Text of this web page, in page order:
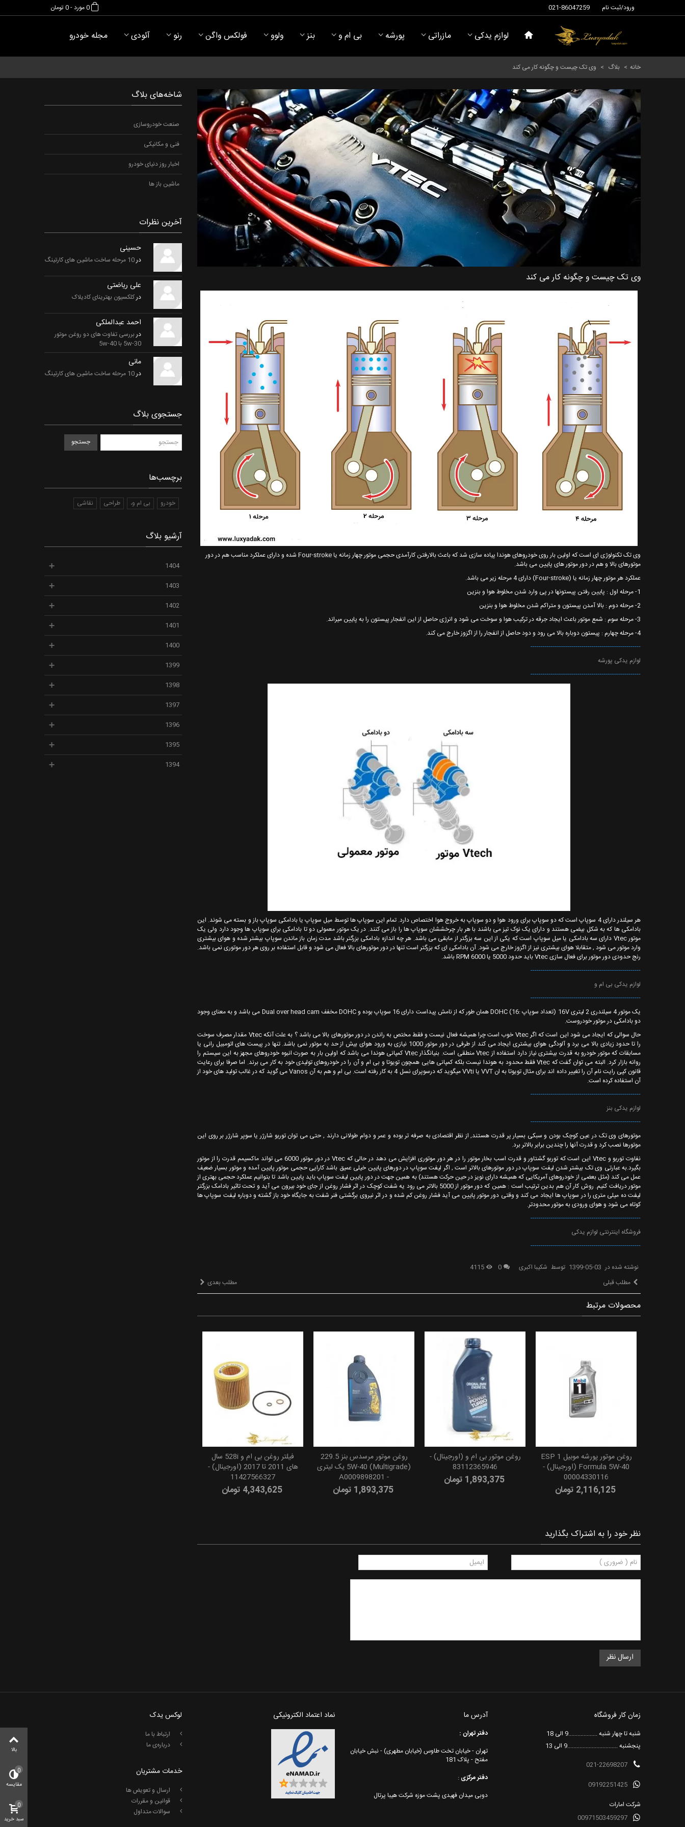
021-86047259 ورود/ثبت نام 0مورد-0 تومان
لوازم یدکی مازراتی پورشه بی ام و بنز ولوو فولکس واگن رنو آئودی مجله خودرو
خانه > بلاگ > وی تک چیست و چگونه کار می کند
وی تک چیست و چگونه کار می کند
وی تک تکنولوژی ای است که اولین بار روی خودروهای هوندا پیاده سازی شد که باعث بالارفتن کارآمدی حجمی موتور چهار زمانه یا Four-stroke شده و دارای عملکرد مناسب هم در دور
موتورهای بالا و هم در دور موتور های پایین می باشد.
عملکرد هر موتور چهار زمانه یا (Four-stroke) دارای 4 مرحله زیر می باشد.
1- مرحله اول : پایین رفتن پیستونها در پی وارد شدن مخلوط هوا و بنزین
2- مرحله دوم : بالا آمدن پیستون و متراکم شدن مخلوط هوا و بنزین
3- مرحله سوم : شمع موتور باعث ایجاد جرقه در ترکیب هوا و سوخت می شود و انرژی حاصل از این انفجار پیستون را به پایین میراند.
4- مرحله چهارم : پیستون دوباره بالا می رود و دود حاصل از انفجار را از اگزوز خارج می کند.
------------------------------------------------------
لوازم یدکی پورشه
------------------------------------------------------
هر سیلندر دارای 4 سوپاپ است که دو سوپاپ برای ورود هوا و دو سوپاپ به خروج هوا اختصاص دارد. تمام این سوپاپ ها توسط میل سوپاپ یا بادامکی سوپاپ باز و بسته می شوند. این
بادامکی ها که به شکل بیضی هستند و دارای یک نوک تیز می باشند با هر بار چرخششان سوپاپ ها را باز می کنند. در یک موتور معمولی دو تا بادامکی برای سوپاپ ها وجود دارد ولی یک
موتور Vtec دارای سه بادامکی یا میل سوپاپ است که یکی از این سه بزرگتر از مابقی می باشد. هر چه اندازه بادامکی بزرگتر باشد مدت زمان باز ماندن سوپاپ بیشتر شده و هوای بیشتری
وارد موتور می شود , متقابلا هوای بیشتری نیز از اگزوز خارج می شود. آن بادامکی ای که بزرگتر است تنها در دور موتورهای بالا فعال می شود و قابل استفاده بر روی هر دور موتوری نمی باشد.
رنج حدودی دور موتور برای فعال سازی Vtec باید حدود 5000 یا 6000 RPM باشد.
------------------------------------------------------
لوازم یدکی بی ام و
------------------------------------------------------
یک موتور 4 سیلندری 2 لیتری 16V (تعداد سوپاپ :16) DOHC همان طور که از نامش پیداست دارای 16 سوپاپ بوده و DOHC مخفف Dual over head cam می باشد و به معنای وجود
دو بادامکی در موتور خودروست.
حال سوالی که ایجاد می شود این است که اگر Vtec خوب است چرا همیشه فعال نیست و فقط مختص به راندن در دور موتورهای بالا می باشد ؟ به علت آنکه Vtec مقدار مصرف سوخت
را تا حدود زیادی بالا می برد و آلودگی هوای بیشتری ایجاد می کند از طرفی در دور موتور 1000 نیازی به ورود هوای بیش از حد به موتور نمی باشد. تنها در پیست های اتومبیل رانی یا
مسابقات که موتور خودرو به قدرت بیشتری نیاز دارد استفاده از Vtec منطقی است. بنیانگذار Vtec کمپانی هوندا می باشد که اولین بار به صورت انبوه خودروهای مجهز به این سیستم را
روانه بازار کرد. البته می توان گفت که Vtec فقط محدود به هوندا نیست بلکه کمپانی هایی همچون تویوتا و بی ام و آن را در خودروهای تولیدی خود به کار می برند. اما صرفا برای رعایت
قانون کپی رایت نام آن را تغییر داده اند برای مثال تویوتا به ان VVT یا VVti میگوید که درسوپرای نسل 4 به کار رفته است. بی ام و هم به آن Vanos می گوید که در غالب تولید های خود از
آن استفاده کرده است.
------------------------------------------------------
لوازم یدکی بنز
------------------------------------------------------
موتورهای وی تک در عین کوچک بودن و سبکی بسیار پر قدرت هستند, از نظر اقتصادی به صرفه تر بوده و عمر و دوام طولانی دارند , حتی می توان توربو شارژر یا سوپر شارژر بر روی این
موتورها نصب کرد و قدرت آنها را چندین برابر بالاتر برد.
نفاوت توربو و Vtec این است که توربو گشتاور و قدرت اسب بخار موتور را در هر دور موتوری افزایش می دهد در حالی که Vtec در دور موتور 6000 می تواند ماکسیمم قدرت را از موتور
بگیرد.به عبارتی وی تک بیشتر شدن لیفت سوپاپ در دور موتورهای بالاتر است , اگر لیفت سوپاپ در دورهای پایین خیلی عمیق باشد کارایی حجمی موتور پایین آمده و موتور بسیار ضعیف
عمل می کند (مثل بعضی از خودروهای آمریکایی که همیشه دارای نویز در حین حرکت هستند) به همین جهت در دور پایین لیفت سوپاپ باید پایین باشد تا بتوانیم عملکرد حجمی بهتری از
موتور دریافت کنیم. روش کار آن هم بدین ترتیب است : همین که دور موتور از 5000 بالاتر می رود یه شفت کوچک در اثر فشار روغن از جای خود بیرون می آید و تحت تاثیر بادامک بزرگتر
لیفت ده میلی متری را در سوپاپ ها ایجاد می کند و وقتی دور موتور پایین می آید فشار روغن کم شده و در اثر نیروی برگشتی فنر شفت به جایگاه خود باز گشته و دوباره لیفت سوپاپ ها
کوتاه می شود و هوای ورودی به موتور محدودتر.
------------------------------------------------------
فروشگاه اینترنتی لوازم یدکی
------------------------------------------------------
نوشته شده در 1399-05-03 توسط شکیبا اکبری 0
4115
مطلب قبلی
مطلب بعدی
محصولات مرتبط
فیلتر روغن بی ام و 528i سال
های 2011 تا 2017 (اورجینال) -
11427566327
4,343,625 تومان
روغن موتور مرسدس بنز 229.5
(5W-40 (Multigrade یک لیتری
- A0009898201
1,893,375 تومان
روغن موتور بی ام و (اورجینال) -
83112365946
1,893,375 تومان
روغن موتور پورشه موبیل 1 ESP
Formula 5W-40 (اورجینال) -
00004330116
2,116,125 تومان
نظر خود را به اشتراک بگذارید
شاخه‌های بلاگ
صنعت خودروسازی
فنی و مکانیکی
اخبار روز دنیای خودرو
ماشین باز ها
آخرین نظرات
حسینی
در10 مرحله ساخت ماشین های کارتینگ
علی ریاضتی
درکلکسیون بهترینای کادیلاک
احمد عبدالملکی
دربررسی تفاوت های دو روغن موتور
5w-30 با 5w-40
مانی
در10 مرحله ساخت ماشین های کارتینگ
جستجوی بلاگ
جستجو
برچسب‌ها
خودرو بی ام و، طراحی نقاشی
آرشیو بلاگ
1404
1403
1402
1401
1400
1399
1398
1397
1396
1395
1394
زمان کار فروشگاه
شنبه تا چهار شنبه ...................9 الی 18
پنجشنبه .................................9 الی 13
021-22698207
09192251425
شرکت امارات
00971503459297
آدرس ما
دفتر تهران :
تهران - خیابان تخت طاوس (خیابان مطهری) - نبش خیابان
مفتح - پلاک 181
دفتر مرکزی :
دوبی میدان فهیدی پشت موزه شرکت هیبا پرتال
نماد اعتماد الکترونیکی لوکس یدک
ارتباط با ما
درباره‌ی ما
خدمات مشتریان
ارسال و تعویض ها
قوانین و مقررات
سوالات متداول
بالا
مقایسه
0
سبد خرید
0